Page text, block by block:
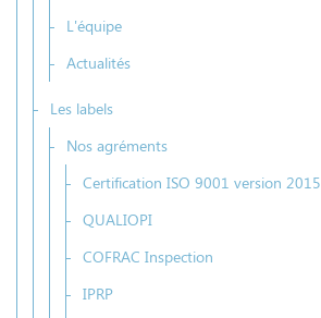
L'équipe
Actualités
Les labels
Nos agréments
Certification ISO 9001 version 2015
QUALIOPI
COFRAC Inspection
IPRP